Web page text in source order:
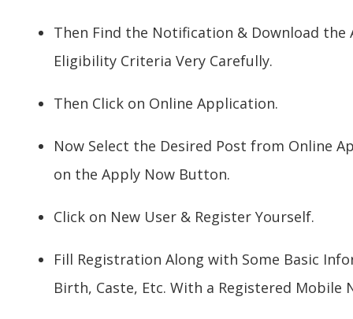
Then Find the Notification & Download the
Eligibility Criteria Very Carefully.
Then Click on Online Application.
Now Select the Desired Post from Online
on the Apply Now Button.
Click on New User & Register Yourself.
Fill Registration Along with Some Basic
Birth, Caste, Etc. With a Registered Mobile